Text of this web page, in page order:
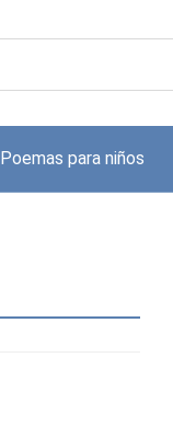
Poemas para niños